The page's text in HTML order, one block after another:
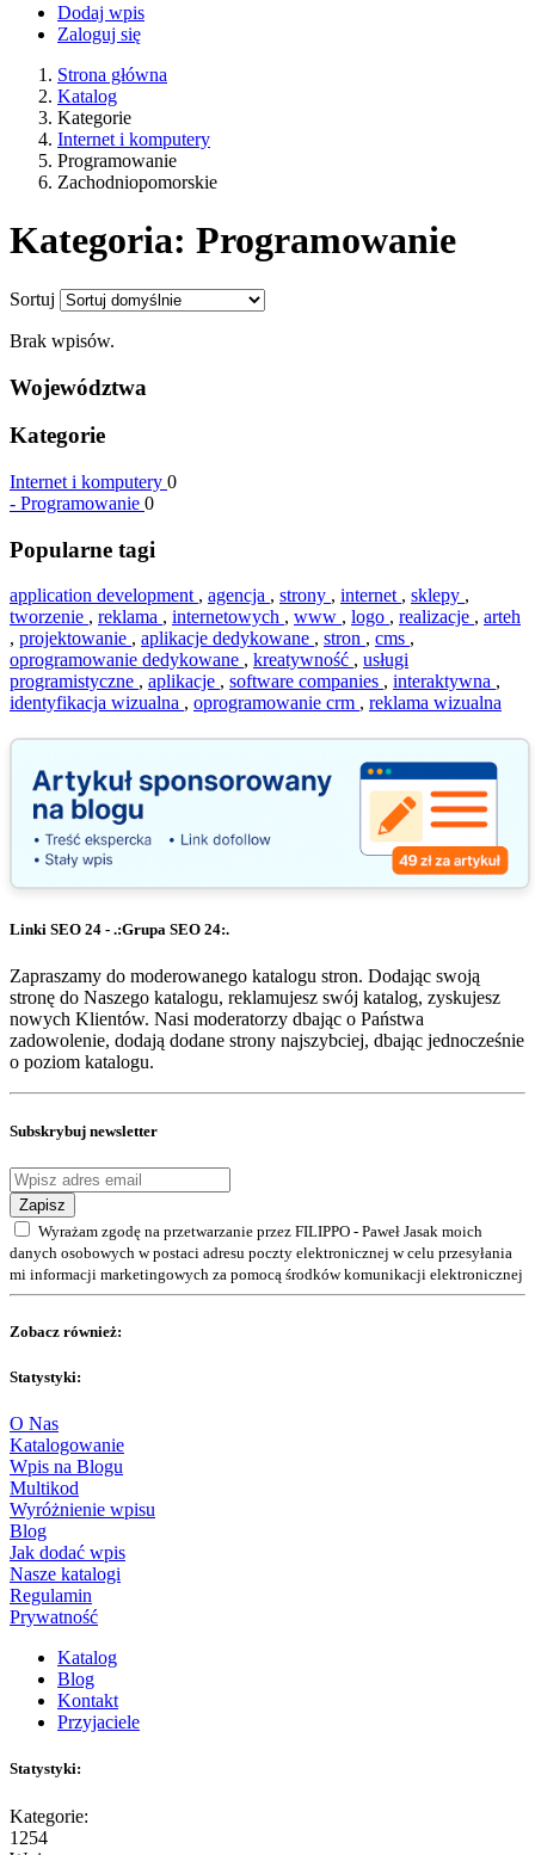
Dodaj wpis
Zaloguj się
Strona główna
Katalog
Kategorie
Internet i komputery
Programowanie
Zachodniopomorskie
Kategoria: Programowanie
Sortuj
Brak wpisów.
Województwa
Kategorie
Internet i komputery 0
- Programowanie 0
Popularne tagi
application development , agencja , strony , internet , sklepy ,
tworzenie , reklama , internetowych , www , logo , realizacje , arteh
, projektowanie , aplikacje dedykowane , stron , cms ,
oprogramowanie dedykowane , kreatywność , usługi
programistyczne , aplikacje , software companies , interaktywna ,
identyfikacja wizualna , oprogramowanie crm , reklama wizualna
Linki SEO 24 - .:Grupa SEO 24:.
Zapraszamy do moderowanego katalogu stron. Dodając swoją
stronę do Naszego katalogu, reklamujesz swój katalog, zyskujesz
nowych Klientów. Nasi moderatorzy dbając o Państwa
zadowolenie, dodają dodane strony najszybciej, dbając jednocześnie
o poziom katalogu.
Subskrybuj newsletter
Zapisz
Wyrażam zgodę na przetwarzanie przez FILIPPO - Paweł Jasak moich
danych osobowych w postaci adresu poczty elektronicznej w celu przesyłania
mi informacji marketingowych za pomocą środków komunikacji elektronicznej
Zobacz również:
Statystyki:
O Nas
Katalogowanie
Wpis na Blogu
Multikod
Wyróżnienie wpisu
Blog
Jak dodać wpis
Nasze katalogi
Regulamin
Prywatność
Katalog
Blog
Kontakt
Przyjaciele
Statystyki:
Kategorie:
1254